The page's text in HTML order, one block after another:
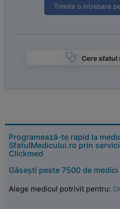
Trimite o intrebare
Cere sfatul
Programează-te rapid la
SfatulMedicului.ro prin
Clickmed
Găsești peste 7500 de
Alege medicul potrivit pentru: